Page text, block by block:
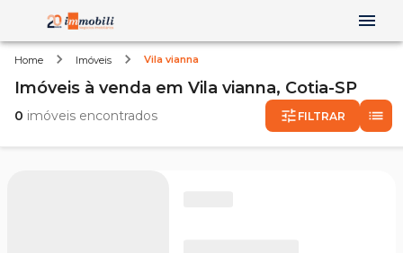
Home Imóveis Vila vianna
Imóveis à venda em Vila vianna, Cotia-SP
0 imóveis encontrados FILTRAR